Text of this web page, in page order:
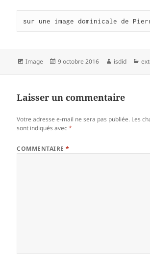
sur une image dominicale de
Format
Image
Publié
9 octobre 2016 Auteur
isdid
Laisser un commentaire
Votre adresse e-mail ne sera pas publiée. Les
sont indiqués avec*
COMMENTAIRE*